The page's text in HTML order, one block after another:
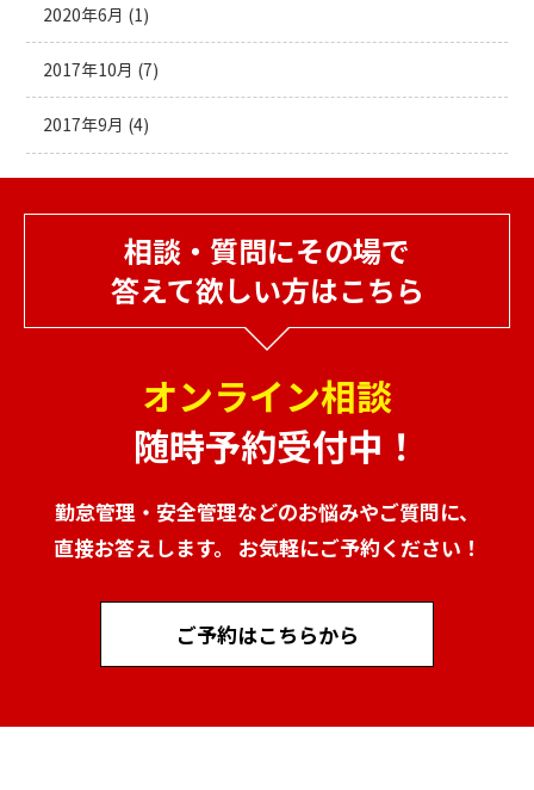
2020年6月 (1)
2017年10月 (7)
2017年9月 (4)
相談・質問にその場で
答えて欲しい方はこちら
オンライン相談
随時予約受付中！
勤怠管理・安全管理などのお悩みやご質問に、
直接お答えします。 お気軽にご予約ください！
ご予約はこちらから